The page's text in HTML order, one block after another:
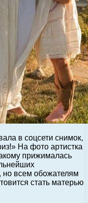
в соцсети снимок,
На фото артистка
прижималась
но всем обожателям
стать матерью